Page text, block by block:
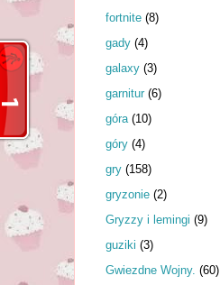
fortnite (8)
gady (4)
galaxy (3)
garnitur (6)
góra (10)
góry (4)
gry (158)
gryzonie (2)
Gryzzy i lemingi (9)
guziki (3)
Gwiezdne Wojny. (60)